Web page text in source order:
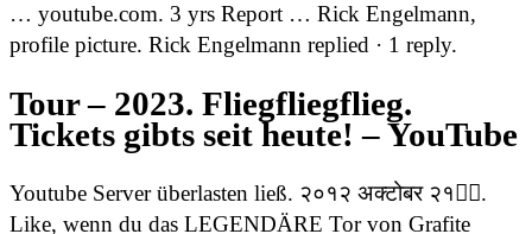
… youtube.com. 3 yrs Report … Rick Engelmann,
profile picture. Rick Engelmann replied · 1 reply.
Tour – 2023. Fliegfliegflieg.
Tickets gibts seit heute! – YouTube
Youtube Server überlasten ließ. २०१२ अक्टोबर २१󰞋󰟠.
Like, wenn du das LEGENDÄRE Tor von Grafite